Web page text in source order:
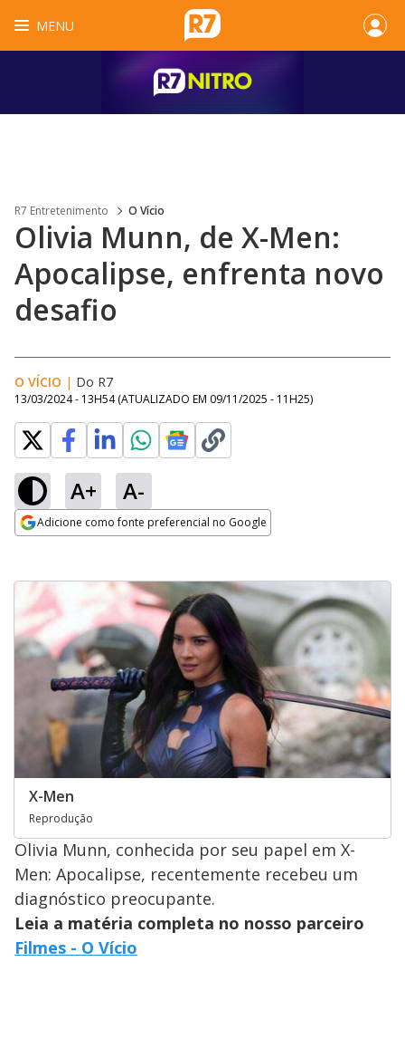
MENU
R7 Entretenimento O Vício
Olivia Munn, de X-Men:
Apocalipse, enfrenta novo
desafio
O VÍCIO | Do R7
13/03/2024 - 13H54 (ATUALIZADO EM 09/11/2025 - 11H25)
A+ A-
Adicione como fonte preferencial no Google
X-Men
Reprodução
Olivia Munn, conhecida por seu papel em X-
Men: Apocalipse, recentemente recebeu um
diagnóstico preocupante.
Leia a matéria completa no nosso parceiro
Filmes - O Vício